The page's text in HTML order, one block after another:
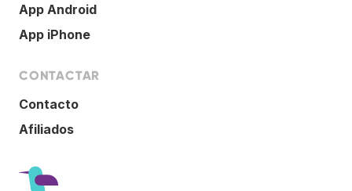
App Android
App iPhone
CONTACTAR
Contacto
Afiliados